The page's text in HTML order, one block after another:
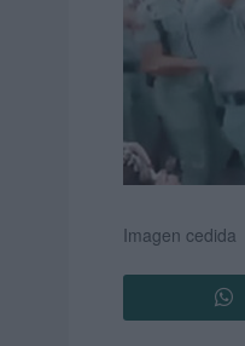
Imagen cedida